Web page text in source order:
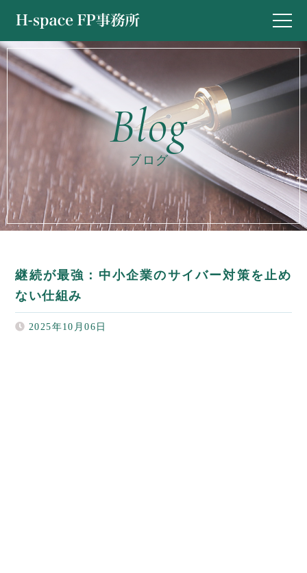
ブログ
継続が最強：中小企業のサイバー対策を止め
ない仕組み
2025年10月06日